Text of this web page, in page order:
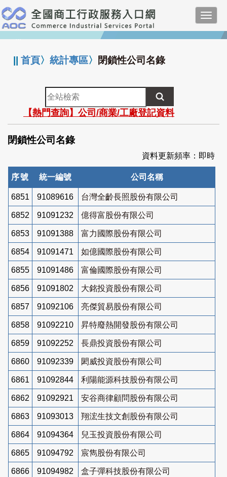
跳
到
主
要
:::
||首頁〉統計專區〉 閉鎖性公司名錄
全
站
檢
索
【熱門查詢】公司/商業/工廠登記資料
閉鎖性公司名錄
資料更新頻率：即時
序號 統一編號 公司名稱
6851 91089616 台灣全齡長照股份有限公司
6852 91091232 億得富股份有限公司
6853 91091388 富力國際股份有限公司
6854 91091471 如億國際股份有限公司
6855 91091486 富倫國際股份有限公司
6856 91091802 大銘投資股份有限公司
6857 91092106 亮傑貿易股份有限公司
6858 91092210 昇特廢熱開發股份有限公司
6859 91092252 長鼎投資股份有限公司
6860 91092339 閎威投資股份有限公司
6861 91092844 利陽能源科技股份有限公司
6862 91092921 安谷商律顧問股份有限公司
6863 91093013 翔浤生技文創股份有限公司
6864 91094364 兒玉投資股份有限公司
6865 91094792 宸雋股份有限公司
6866 91094982 盒子彈科技股份有限公司